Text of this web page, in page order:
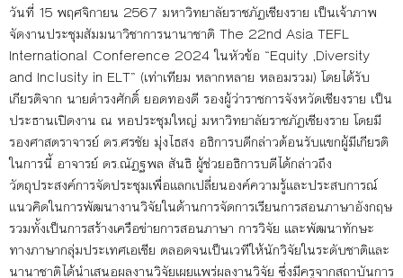
วันที่ 15 พฤศจิกายน 2567 มหาวิทยาลัยราชภัฏเชียงราย เป็นเจ้าภาพ
จัดงานประชุมสัมมนาวิชาการนานาชาติ The 22nd Asia TEFL
International Conference 2024 ในหัวข้อ “Equity ,Diversity
and Inclusity in ELT” (เท่าเทียม หลากหลาย หลอมรวม) โดยได้รับ
เกียรติจาก นายดำรงศักดิ์ ยอดทองดี รองผู้ว่าราชการจังหวัดเชียงราย เป็น
ประธานเปิดงาน ณ หอประชุมใหญ่ มหาวิทยาลัยราชภัฏเชียงราย โดยมี
รองศาสตราจารย์ ดร.ศรชัย มุ่งไธสง อธิการบดีกล่าวต้อนรับแขกผู้มีเกียรติ
ในการนี้ อาจารย์ ดร.ณัฏฐพล สันธิ ผู้ช่วยอธิการบดีได้กล่าวถึง
วัตถุประสงค์การจัดประชุมเพื่อแลกเปลี่ยนองค์ความรู้และประสบการณ์
แนวคิดในการพัฒนางานวิจัยในด้านการจัดการเรียนการสอนภาษาอังกฤษ
รวมทั้งเป็นการสร้างเครือข่ายการสอนภาษา การวิจัย และพัฒนาทักษะ
ทางภาษากลุ่มประเทศเอเชีย ตลอดจนเป็นเวทีให้นักวิจัยในระดับชาติและ
นานาชาติได้นำเสนอผลงานวิจัยเผยแพร่ผลงานวิจัย ซึ่งมีครูจากสถาบันการ